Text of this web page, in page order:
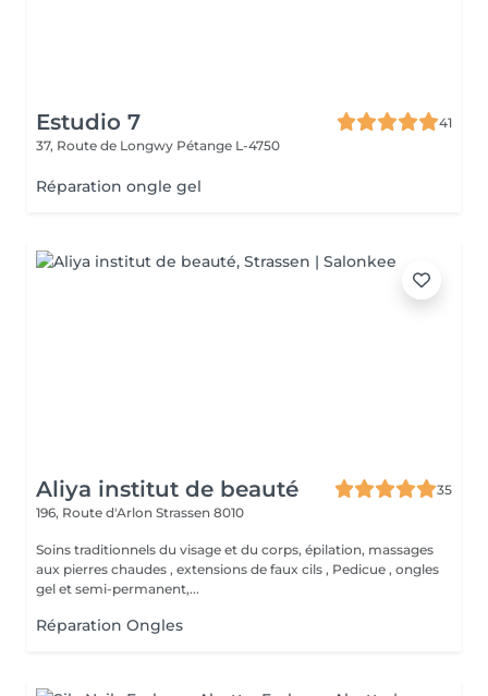
Estudio 7
41
37, Route de Longwy Pétange L-4750
Réparation ongle gel
Aliya institut de beauté
35
196, Route d'Arlon Strassen 8010
Soins traditionnels du visage et du corps, épilation, massages
aux pierres chaudes , extensions de faux cils , Pedicue , ongles
gel et semi-permanent,...
Réparation Ongles